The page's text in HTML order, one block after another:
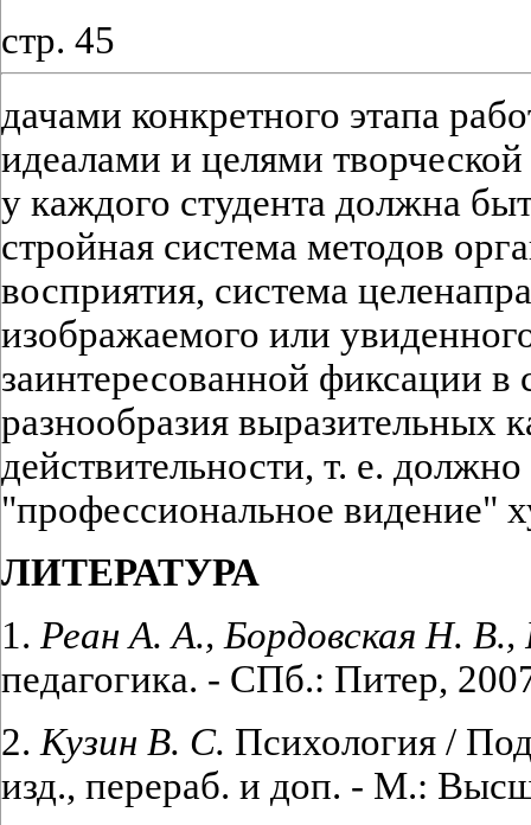
стр. 45
дачами конкретного этапа
идеалами и целями
у каждого студента должна
стройная система методов
восприятия, система
изображаемого или
заинтересованной фиксации в
разнообразия выразительных
действительности, т. е.
"профессиональное видение"
ЛИТЕРАТУРА
1. Реан А. А., Бордовская Н.
педагогика. - СПб.: Питер,
2. Кузин В. С. Психология /
изд., перераб. и доп. - М.: